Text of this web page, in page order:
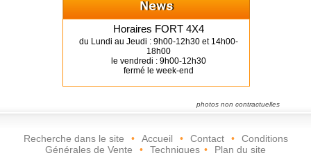
Horaires FORT 4X4
du Lundi au Jeudi : 9h00-12h30 et 14h00-
18h00
le vendredi : 9h00-12h30
fermé le week-end
photos non contractuelles
Recherche dans le site • Accueil • Contact •
Conditions
Générales de Vente
• Techniques • Plan du site